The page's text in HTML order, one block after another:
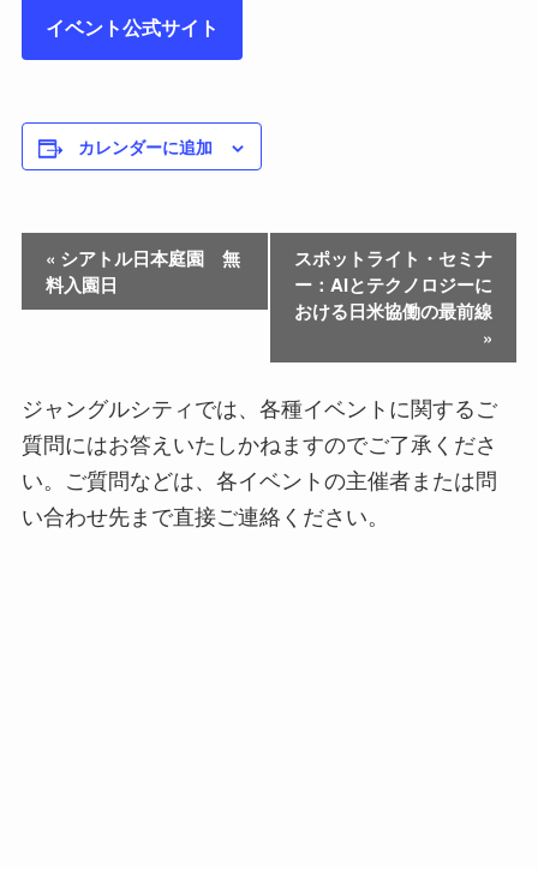
イベント公式サイト
カレンダーに追加
« シアトル日本庭園 無
料入園日
スポットライト・セミナ
ー：AIとテクノロジーに
おける日米協働の最前線
»
ジャングルシティでは、各種イベントに関するご
質問にはお答えいたしかねますのでご了承くださ
い。ご質問などは、各イベントの主催者または問
い合わせ先まで直接ご連絡ください。